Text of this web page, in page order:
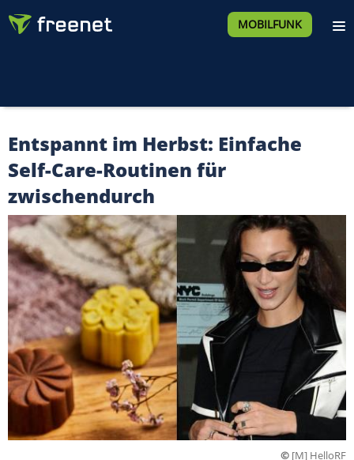
MOBILFUNK
Entspannt im Herbst: Einfache
Self-Care-Routinen für
zwischendurch
© [M] HelloRF